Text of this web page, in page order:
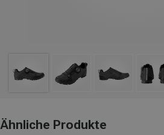
Ähnliche Produkte